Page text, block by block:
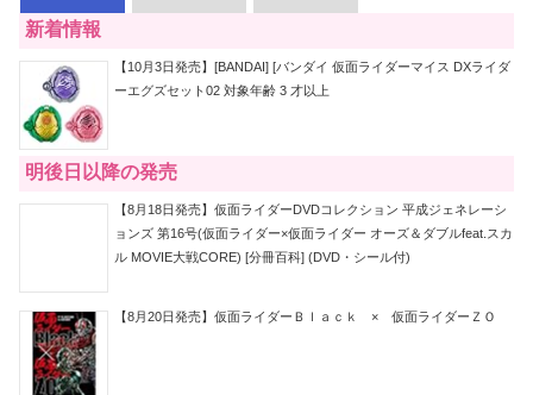
新着情報
【10月3日発売】[BANDAI] [バンダイ 仮面ライダーマイス DXライダ
ーエグズセット02 対象年齢 3 才以上
明後日以降の発売
【8月18日発売】仮面ライダーDVDコレクション 平成ジェネレーシ
ョンズ 第16号(仮面ライダー×仮面ライダー オーズ＆ダブルfeat.スカ
ル MOVIE大戦CORE) [分冊百科] (DVD・シール付)
【8月20日発売】仮面ライダーＢｌａｃｋ × 仮面ライダーＺＯ